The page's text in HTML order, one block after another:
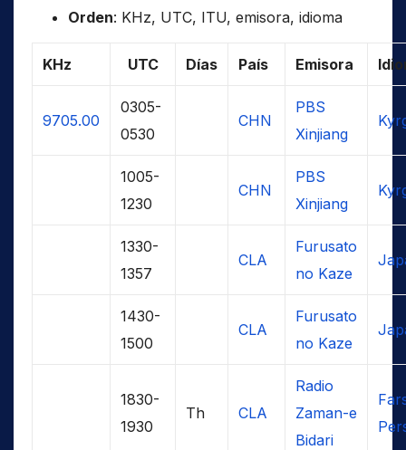
Orden: KHz, UTC, ITU, emisora, idioma
KHz UTC Días País Emisora
9705.00
0305-
0530
CHN
PBS
Xinjiang
1005-
1230
CHN
PBS
Xinjiang
1330-
1357
CLA
Furusato
no Kaze
1430-
1500
CLA
Furusato
no Kaze
1830-
1930
Th CLA
Radio
Zaman-e
Bidari